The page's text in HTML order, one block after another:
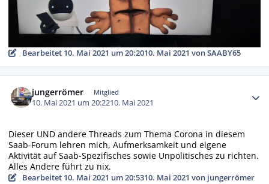
Bearbeitet 10. Mai 2021 um 20:2010. Mai 2021 von SAABY65
jungerrömer Mitglied
10. Mai 2021 um 20:2210. Mai 2021
Dieser UND andere Threads zum Thema Corona in diesem
Saab-Forum lehren mich, Aufmerksamkeit und eigene
Aktivität auf Saab-Spezifisches sowie Unpolitisches zu richten.
Alles Andere führt zu nix.
Bearbeitet 10. Mai 2021 um 20:5310. Mai 2021 von jungerrömer